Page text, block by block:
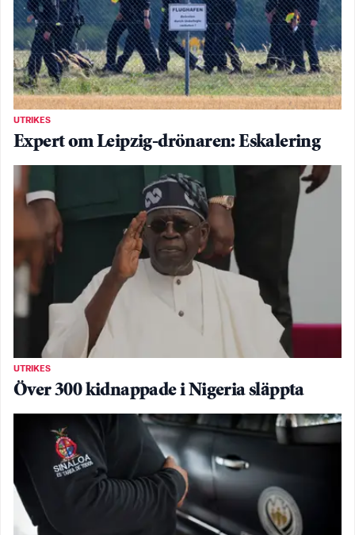
UTRIKES
Expert om Leipzig-drönaren: Eskalering
UTRIKES
Över 300 kidnappade i Nigeria släppta